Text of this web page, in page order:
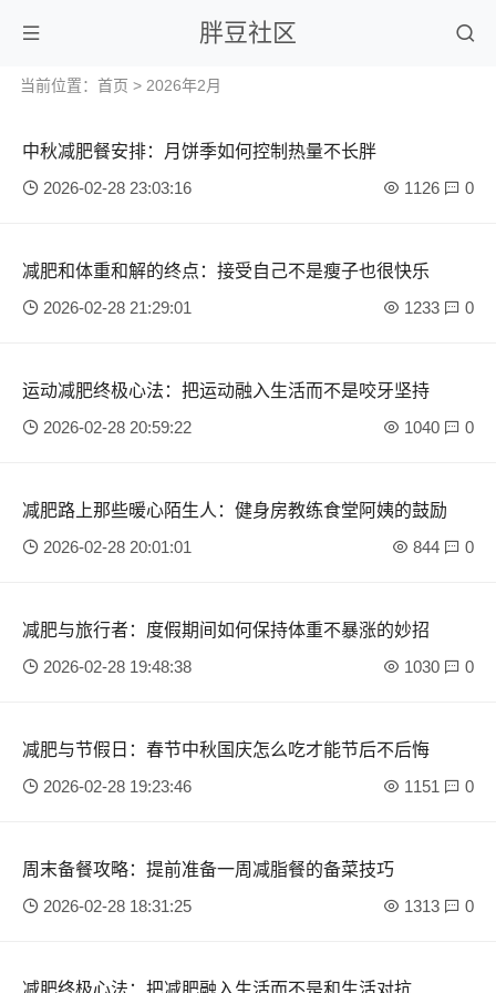
胖豆社区
当前位置： 首页 > 2026年2月
中秋减肥餐安排：月饼季如何控制热量不长胖
2026-02-28 23:03:16
1126 0
减肥和体重和解的终点：接受自己不是瘦子也很快乐
2026-02-28 21:29:01
1233 0
运动减肥终极心法：把运动融入生活而不是咬牙坚持
2026-02-28 20:59:22
1040 0
减肥路上那些暖心陌生人：健身房教练食堂阿姨的鼓励
2026-02-28 20:01:01
844 0
减肥与旅行者：度假期间如何保持体重不暴涨的妙招
2026-02-28 19:48:38
1030 0
减肥与节假日：春节中秋国庆怎么吃才能节后不后悔
2026-02-28 19:23:46
1151 0
周末备餐攻略：提前准备一周减脂餐的备菜技巧
2026-02-28 18:31:25
1313 0
减肥终极心法：把减肥融入生活而不是和生活对抗